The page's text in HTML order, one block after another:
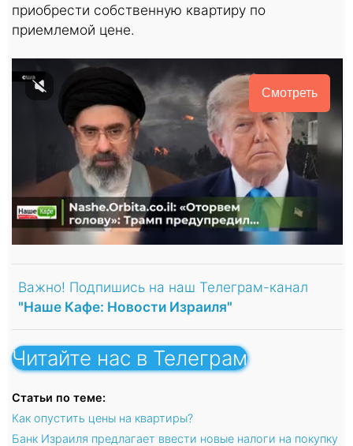
приобрести собственную квартиру по
приемлемой цене.
Смотреть
Важно! Подпишись на наш Телеграм-канал
"Наше Кафе: Новости Израиля"
Читайте нас в Телеграм
Статьи по теме:
Как опустить цены на квартиры?
Банк Израиля предлагает ввести новые налоги на покупку